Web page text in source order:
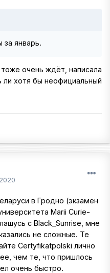
за январь.
очень ждёт, написала
хотя бы неофициальный
в Гродно (экзамен
Marii Curie-
с Black_Sunrise, мне
не сложные. Те
Certyfikatpolski лично
чем те, что пришлось
очень быстро.